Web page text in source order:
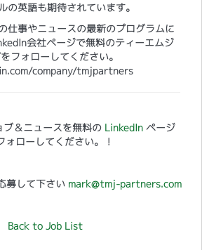
の英語も期待されています。
仕事やニュースの最新のプログラムに
会社ページで無料のティーエムジ
フォローしてください。
company/tmjpartners
＆ニュースを無料の LinkedInページ
ォローしてください。！
募して下さい mark@tmj-partners.com
Back to Job List